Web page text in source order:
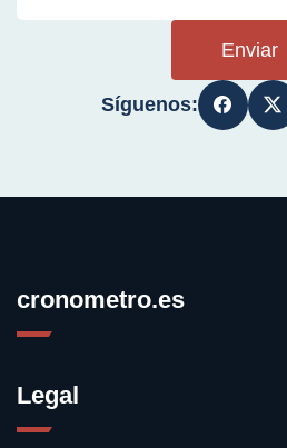
Enviar
Síguenos:
cronometro.es
Legal